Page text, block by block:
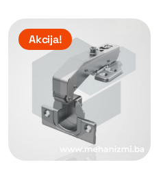
Akcija!